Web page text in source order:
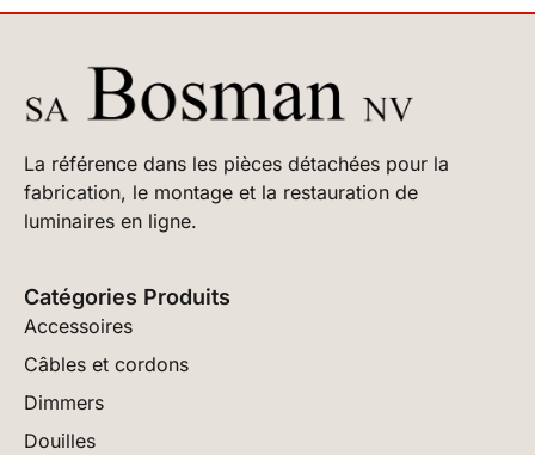
La référence dans les pièces détachées pour la
fabrication, le montage et la restauration de
luminaires en ligne.
Catégories Produits
Accessoires
Câbles et cordons
Dimmers
Douilles